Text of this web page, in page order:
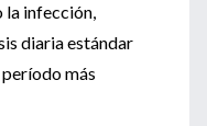
la infección,
diaria estándar
período más